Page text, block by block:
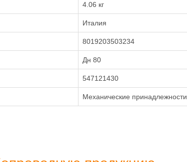
4.06 кг
Италия
8019203503234
Дн 80
547121430
Механические принадлежности